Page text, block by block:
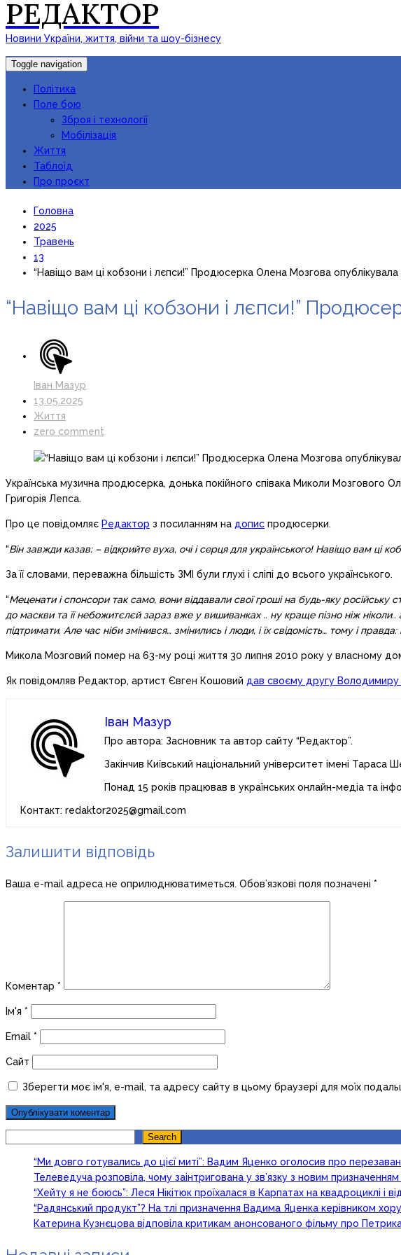
РЕДАКТОР
Новини України, життя, війни та шоу-бізнесу
Toggle navigation
Політика
Поле бою
Зброя і технології
Мобілізація
Життя
Таблоїд
Про проєкт
Головна
2025
Травень
13
“Навіщо вам ці кобзони і лєпси!” Продюсерка Олена Мозгова
“Навіщо вам ці кобзони і лєпси!”
Іван Мазур
13.05.2025
Життя
zero comment
Українська музична продюсерка, донька покійного співака Миколи Мозгового
Григорія Лепса.
Про це повідомляє Редактор з посиланням на допис продюсерки.
“Він завжди казав: – відкрийте вуха, очі і серця для українського! Навіщо вам ці
За її словами, переважна більшість ЗМІ були глухі і сліпі до всього українського.
“Меценати і спонсори так само, вони віддавали свої гроші на будь-яку російську
до маскви та її небожитєлєй зараз вже у вишиванках .. ну краще пізно ніж
підтримати. Але час ніби змінився… змінились і люди, і їх свідомість… тому і
Микола Мозговий помер на 63-му році життя 30 липня 2010 року у власному домі
Як повідомляв Редактор, артист Євген Кошовий дав своєму другу
Іван Мазур
Про автора: Засновник та автор сайту “Редактор”.
Закінчив Київський національний університет імені Тараса
Понад 15 років працював в українських онлайн-медіа та
Контакт: redaktor2025@gmail.com
Залишити відповідь
Ваша e-mail адреса не оприлюднюватиметься. Обов’язкові поля позначені *
Коментар *
Ім'я *
Email *
Сайт
Зберегти моє ім'я, e-mail, та адресу сайту в цьому браузері для моїх
Search
“Ми довго готувались до цієї миті”: Вадим Яценко оголосив про
Телеведуча розповіла, чому заінтригована у зв’язку з новим
“Хейту я не боюсь”: Леся Нікітюк проїхалася в Карпатах на квадроциклі і
“Радянський продукт”? На тлі призначення Вадима Яценка керівником
Катерина Кузнєцова відповіла критикам анонсованого фільму про